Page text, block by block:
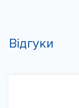
Відгуки